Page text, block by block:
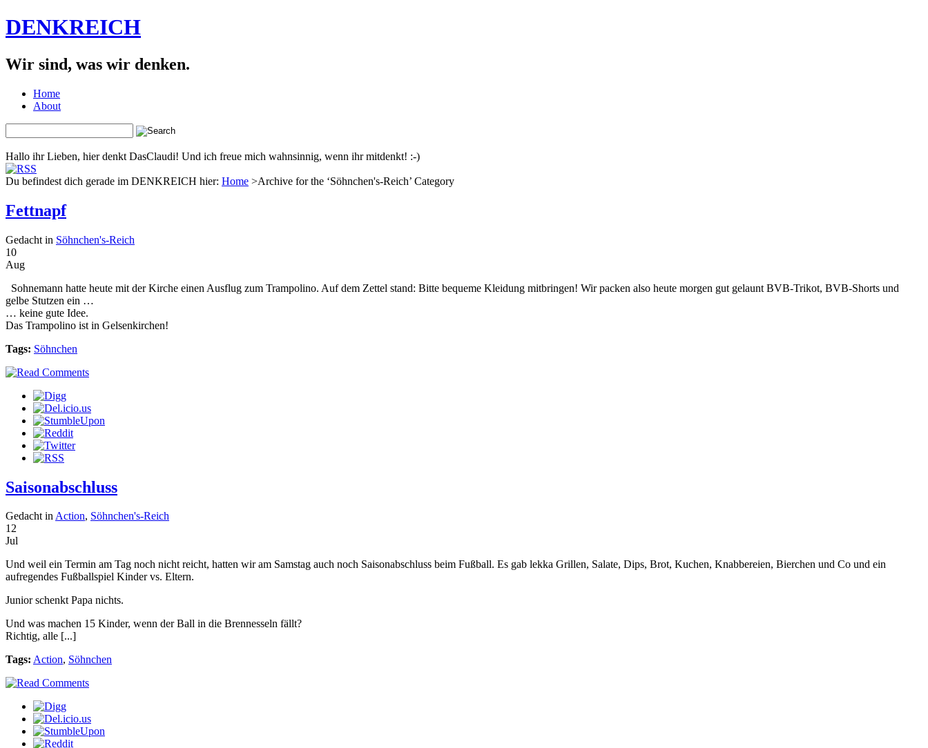
DENKREICH
Wir sind, was wir denken.
Home
About
Hallo ihr Lieben, hier denkt DasClaudi! Und ich freue mich wahnsinnig, wenn ihr mitdenkt! :-)
Du befindest dich gerade im DENKREICH hier: Home >Archive for the ‘Söhnchen's-Reich’ Category
Fettnapf
Gedacht in Söhnchen's-Reich
10
Aug
Sohnemann hatte heute mit der Kirche einen Ausflug zum Trampolino. Auf dem Zettel stand: Bitte bequeme Kleidung mitbringen! Wir packen also heute morgen gut gelaunt BVB-Trikot, BVB-Shorts und
gelbe Stutzen ein …
… keine gute Idee.
Das Trampolino ist in Gelsenkirchen!
Tags: Söhnchen
Saisonabschluss
Gedacht inAction, Söhnchen's-Reich
12
Jul
Und weil ein Termin am Tag noch nicht reicht, hatten wir am Samstag auch noch Saisonabschluss beim Fußball. Es gab lekka Grillen, Salate, Dips, Brot, Kuchen, Knabbereien, Bierchen und Co und ein
aufregendes Fußballspiel Kinder vs. Eltern.
Junior schenkt Papa nichts.
Und was machen 15 Kinder, wenn der Ball in die Brennesseln fällt?
Richtig, alle [...]
Tags: Action, Söhnchen